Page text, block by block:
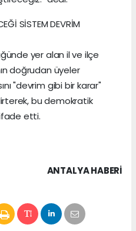
SİSTEM DEVRİM
yer alan il ve ilçe
doğrudan üyeler
"devrim gibi bir karar"
bu demokratik
etti.
ANTALYA HABERİ